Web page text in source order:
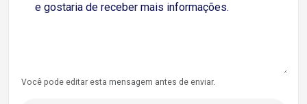
Você pode editar esta mensagem antes de enviar.